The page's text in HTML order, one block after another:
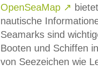
OpenSeaMap ↗
nautische
Seamarks sind
Booten und Schiffen
von Seezeichen wie